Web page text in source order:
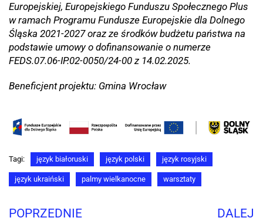
Europejskiej, Europejskiego Funduszu Społecznego Plus
w ramach Programu Fundusze Europejskie dla Dolnego
Śląska 2021-2027 oraz ze środków budżetu państwa na
podstawie umowy o dofinansowanie o numerze
FEDS.07.06-IP.02-0050/24-00 z 14.02.2025.
Beneficjent projektu: Gmina Wrocław
Tagi: język białoruski język polski język rosyjski
język ukraiński palmy wielkanocne warsztaty
POPRZEDNIE DALEJ